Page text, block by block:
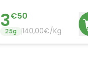
3€50
25g 140,00€/Kg